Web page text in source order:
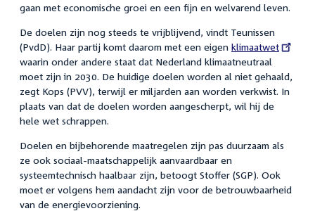
gaan met economische groei en een fijn en welvarend leven.
De doelen zijn nog steeds te vrijblijvend, vindt Teunissen
(PvdD). Haar partij komt daarom met een eigen External
link:
klimaatwet
waarin onder andere staat dat Nederland klimaatneutraal
moet zijn in 2030. De huidige doelen worden al niet gehaald,
zegt Kops (PVV), terwijl er miljarden aan worden verkwist. In
plaats van dat de doelen worden aangescherpt, wil hij de
hele wet schrappen.
Doelen en bijbehorende maatregelen zijn pas duurzaam als
ze ook sociaal-maatschappelijk aanvaardbaar en
systeemtechnisch haalbaar zijn, betoogt Stoffer (SGP). Ook
moet er volgens hem aandacht zijn voor de betrouwbaarheid
van de energievoorziening.